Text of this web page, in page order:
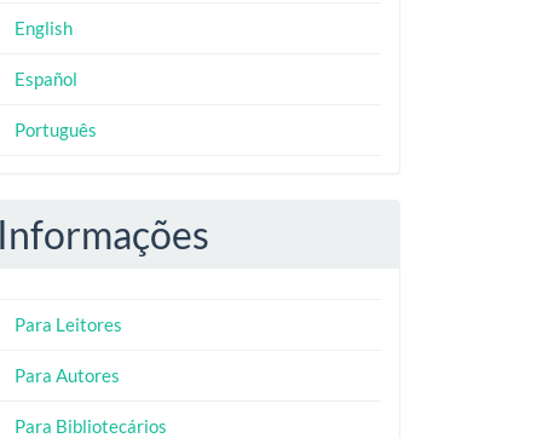
English
Español
Português
Informações
Para Leitores
Para Autores
Para Bibliotecários